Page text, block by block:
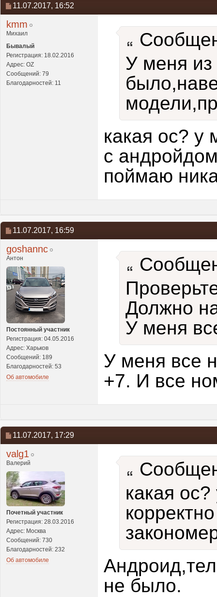
11.07.2017, 16:52
kmm
Михаил
Бывалый
Регистрация: 18.02.2016
Адрес: OZ
Сообщений: 79
Благодарностей: 11
У меня из
какая ос? у
с
поймаю
11.07.2017, 16:59
goshannc
Антон
Постоянный участник
Регистрация: 04.05.2016
Адрес: Харьков
Сообщений: 189
Благодарностей: 53
Об автомобиле
Должно
У меня
У меня все
+7. И все
11.07.2017, 17:29
valg1
Валерий
Почетный участник
Регистрация: 28.03.2016
Адрес: Москва
Сообщений: 730
Благодарностей: 232
Об автомобиле
какая
не было.